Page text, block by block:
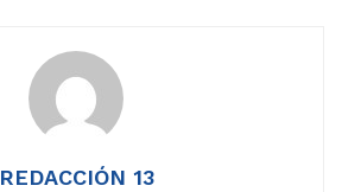
REDACCIÓN 13